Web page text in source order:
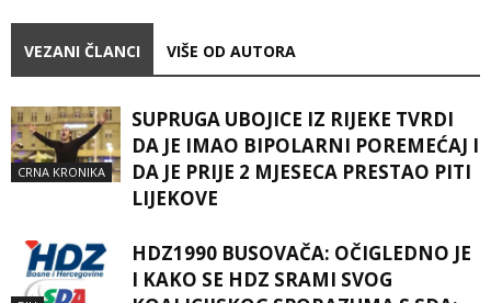
VEZANI ČLANCI VIŠE OD AUTORA
CRNA KRONIKA
SUPRUGA UBOJICE IZ RIJEKE TVRDI
DA JE IMAO BIPOLARNI POREMEĆAJ I
DA JE PRIJE 2 MJESECA PRESTAO PITI
LIJEKOVE
HDZ1990 BUSOVAČA: OČIGLEDNO JE
I KAKO SE HDZ SRAMI SVOG